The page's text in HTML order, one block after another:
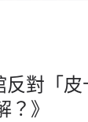
反對「
》